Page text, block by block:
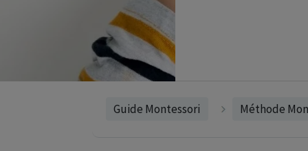
Guide Montessori Méthode